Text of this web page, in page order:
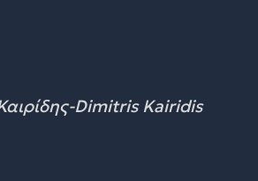
Dimitris Kairidis